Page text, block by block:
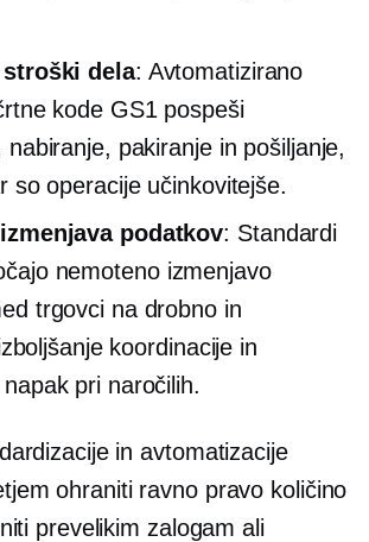
dela: Avtomatizirano
kode GS1 pospeši
nabiranje, pakiranje in pošiljanje,
so operacije učinkovitejše.
podatkov: Standardi
nemoteno izmenjavo
trgovci na drobno in
koordinacije in
pri naročilih.
in avtomatizacije
ohraniti ravno pravo količino
prevelikim zalogam ali